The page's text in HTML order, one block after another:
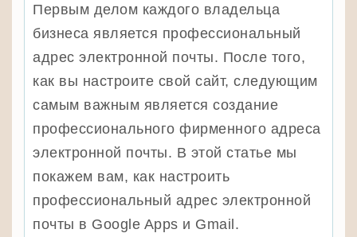
Первым делом каждого владельца
бизнеса является профессиональный
адрес электронной почты. После того,
как вы настроите свой сайт, следующим
самым важным является создание
профессионального фирменного адреса
электронной почты. В этой статье мы
покажем вам, как настроить
профессиональный адрес электронной
почты в Google Apps и Gmail.